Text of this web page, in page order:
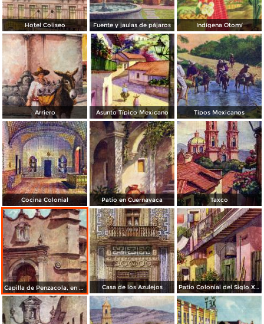
Hotel Coliseo Fuente y jaulas de pájaros Indígena Otomí
Arriero Asunto Típico Mexicano Tipos Mexicanos
Cocina Colonial Patio en Cuernavaca Taxco
Capilla de Penzacola, en Coyoacán Casa de los Azulejos Patio Colonial del Siglo XVIII